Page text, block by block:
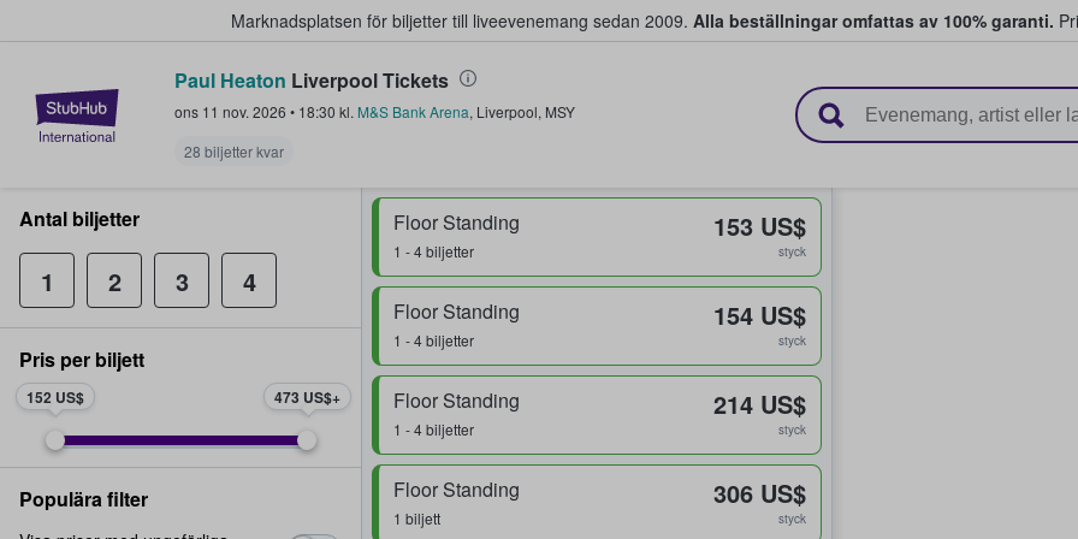
Marknadsplatsen för biljetter till liveevenemang sedan 2009. Alla beställningar omfattas av 100% garanti.
StubHub – där fans köper och säljer biljetter.
Paul Heaton Liverpool Tickets
ons 11 nov. 2026 • 18:30 kl. M&S Bank Arena, Liverpool, MSY
28 biljetter kvar
Floor Standing
1 - 4 biljetter
153 US$
styck
Floor Standing
1 - 4 biljetter
154 US$
styck
Floor Standing
1 - 4 biljetter
214 US$
styck
Floor Standing
1 biljett
306 US$
styck
Antal biljetter
1 2 3 4
Pris per biljett
152 US$ 473 US$
Populära filter